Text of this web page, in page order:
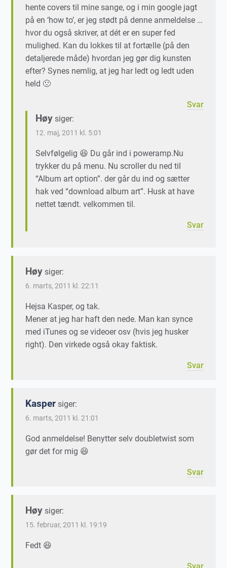
hente covers til mine sange, og i min google jagt
på en ‘how to’, er jeg stødt på denne anmeldelse …
hvor du også skriver, at dét er en super fed
mulighed. Kan du lokkes til at fortælle (på den
detaljerede måde) hvordan jeg gør dig kunsten
efter? Synes nemlig, at jeg har ledt og ledt uden
held 🙁
Svar
Høy siger:
12. maj, 2011 kl. 5:01
Selvfølgelig 😆 Du går ind i poweramp.Nu
trykker du på menu. Nu scroller du ned til
“Album art option”. der går du ind og sætter
hak ved “download album art”. Husk at have
nettet tændt. velkommen til.
Svar
Høy siger:
6. marts, 2011 kl. 22:11
Hejsa Kasper, og tak.
Mener at jeg har haft den nede. Man kan synce
med iTunes og se videoer osv (hvis jeg husker
right). Den virkede også okay faktisk.
Svar
Kasper siger:
6. marts, 2011 kl. 21:01
God anmeldelse! Benytter selv doubletwist som
gør det for mig 😆
Svar
Høy siger:
15. februar, 2011 kl. 19:19
Fedt 😆